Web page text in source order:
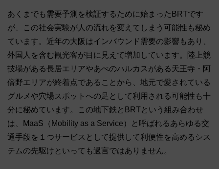
あくまでも需要予測を検証するために始まったBRTです
が、この社会実験が人の流れを変えてしまう可能性も秘め
ています。近年の大阪はインバウンド需要の影響もあり、
外国人を含む観光客が目に見えて増加しています。陸上競
技場がある長居エリアやあべのハルカスがある天王寺・阿
倍野エリアが終着点であることから、地元で愛されている
グルメや穴場スポットへの足として利用される可能性も十
分に秘めています。この地下鉄とBRTという組み合わせ
は、MaaS（Mobility as a Service）と呼ばれるあらゆる交
通手段を１つサービスとして提供して利便性を高めるシス
テムの先駆けといっても過言ではありません。